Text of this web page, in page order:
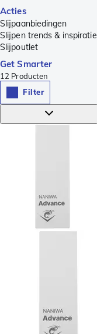
Acties
Slijpaanbiedingen
Slijpen trends & inspiratie
Slijpoutlet
Get Smarter
12 Producten
Filter